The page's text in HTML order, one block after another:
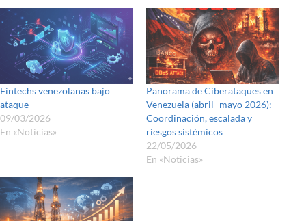
Fintechs venezolanas bajo
ataque
09/03/2026
En «Noticias»
Panorama de Ciberataques en
Venezuela (abril–mayo 2026):
Coordinación, escalada y
riesgos sistémicos
22/05/2026
En «Noticias»